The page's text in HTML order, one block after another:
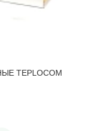
TEPLOCOM